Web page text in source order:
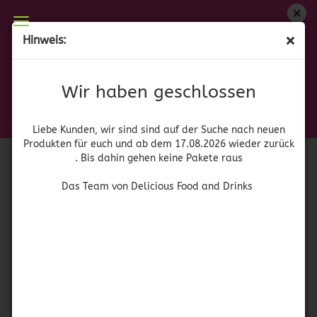
Hinweis:
Wir haben geschlossen
Liebe Kunden, wir sind sind auf der Suche nach neuen
Produkten für euch und ab dem 17.08.2026 wieder zurück
. Bis dahin gehen keine Pakete raus
Das Team von Delicious Food and Drinks
Wir haben geschlossen
zurück. Bis dahin gehen keine Pakete raus
Das Team von Delicious Food and Drinks
41518)
Procter &